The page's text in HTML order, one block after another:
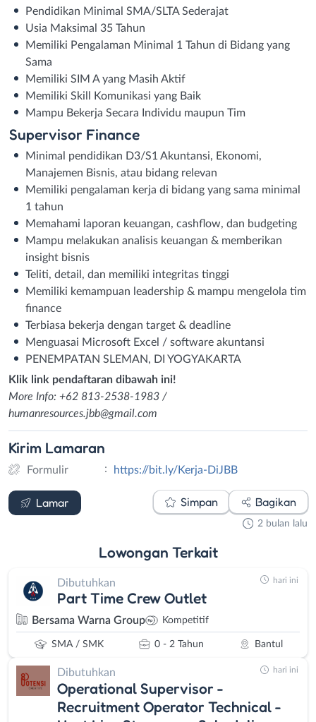
Pendidikan Minimal SMA/SLTA Sederajat
Usia Maksimal 35 Tahun
Memiliki Pengalaman Minimal 1 Tahun di Bidang yang
Sama
Memiliki SIM A yang Masih Aktif
Memiliki Skill Komunikasi yang Baik
Mampu Bekerja Secara Individu maupun Tim
Supervisor Finance
Minimal pendidikan D3/S1 Akuntansi, Ekonomi,
Manajemen Bisnis, atau bidang relevan
Memiliki pengalaman kerja di bidang yang sama minimal
1 tahun
Memahami laporan keuangan, cashflow, dan budgeting
Mampu melakukan analisis keuangan & memberikan
insight bisnis
Teliti, detail, dan memiliki integritas tinggi
Memiliki kemampuan leadership & mampu mengelola tim
finance
Terbiasa bekerja dengan target & deadline
Menguasai Microsoft Excel / software akuntansi
PENEMPATAN SLEMAN, DI YOGYAKARTA
Klik link pendaftaran dibawah ini!
More Info: +62 813-2538-1983 /
humanresources.jbb@gmail.com
Kirim Lamaran
Formulir : https://bit.ly/Kerja-DiJBB
Lamar
Formulir
Simpan Bagikan
2 bulan lalu
Lowongan Terkait
Dibutuhkan
Part Time Crew Outlet
Bersama Warna Group Kompetitif
SMA / SMK 0 - 2 Tahun Bantul
hari ini
Dibutuhkan
Operational Supervisor -
Recruitment Operator Technical -
hari ini